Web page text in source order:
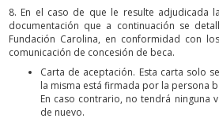
8. En el caso de que le resulte adjudicada
documentación que a continuación se
Fundación Carolina, en conformidad con
comunicación de concesión de beca.
Carta de aceptación. Esta carta solo
la misma está firmada por la persona
En caso contrario, no tendrá ninguna
de nuevo.